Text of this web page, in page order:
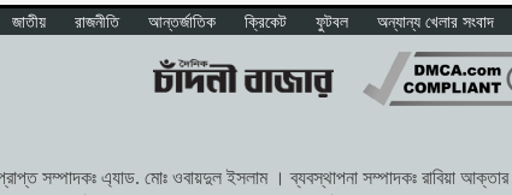
জাতীয় রাজনীতি আন্তর্জাতিক ক্রিকেট ফুটবল অন্যান্য খেলার সংবাদ
সম্পাদকঃ এ্যাড. মোঃ ওবায়দুল ইসলাম । ব্যবস্থাপনা সম্পাদকঃ রাবিয়া